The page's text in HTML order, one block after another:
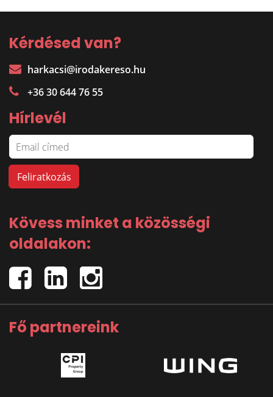
Kérdésed van?
harkacsi@irodakereso.hu
+36 30 644 76 55
Hírlevél
Kövess minket a közösségi
oldalakon:
Fő partnereink